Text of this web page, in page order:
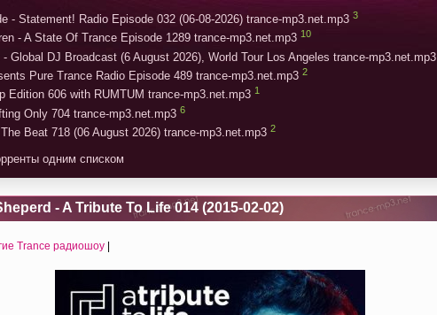
- Statement! Radio Episode 032 (06-08-2026) trance-mp3.net.mp3 3
- A State Of Trance Episode 1289 trance-mp3.net.mp3 10
Global DJ Broadcast (6 August 2026), World Tour Los Angeles trance-mp3.net.mp3
Pure Trance Radio Episode 489 trance-mp3.net.mp3 2
Edition 606 with RUMTUM trance-mp3.net.mp3 1
Only 704 trance-mp3.net.mp3 6
Beat 718 (06 August 2026) trance-mp3.net.mp3 2
одним списком
- A Tribute To Life 014 (2015-02-02)
Trance радиошоу |